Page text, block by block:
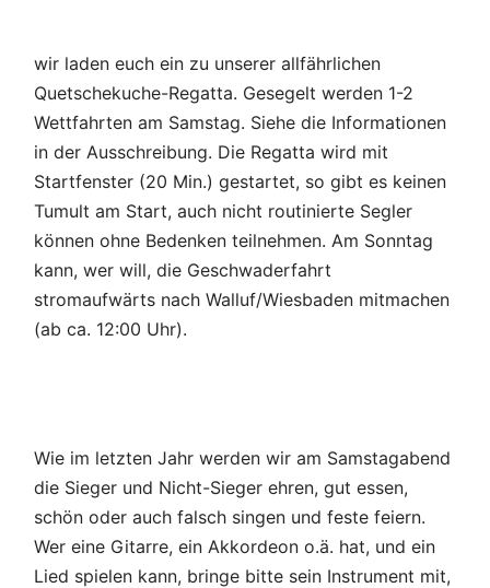
wir laden euch ein zu unserer allfährlichen
Quetschekuche-Regatta. Gesegelt werden 1-2
Wettfahrten am Samstag. Siehe die Informationen
in der Ausschreibung. Die Regatta wird mit
Startfenster (20 Min.) gestartet, so gibt es keinen
Tumult am Start, auch nicht routinierte Segler
können ohne Bedenken teilnehmen. Am Sonntag
kann, wer will, die Geschwaderfahrt
stromaufwärts nach Walluf/Wiesbaden mitmachen
(ab ca. 12:00 Uhr).
Wie im letzten Jahr werden wir am Samstagabend
die Sieger und Nicht-Sieger ehren, gut essen,
schön oder auch falsch singen und feste feiern.
Wer eine Gitarre, ein Akkordeon o.ä. hat, und ein
Lied spielen kann, bringe bitte sein Instrument mit,